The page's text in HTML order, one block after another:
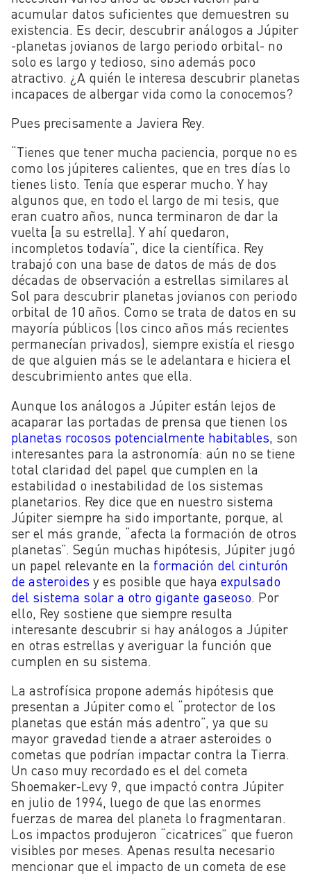
acumular datos suficientes que demuestren su
existencia. Es decir, descubrir análogos a Júpiter
-planetas jovianos de largo periodo orbital- no
solo es largo y tedioso, sino además poco
atractivo. ¿A quién le interesa descubrir planetas
incapaces de albergar vida como la conocemos?
Pues precisamente a Javiera Rey.
“Tienes que tener mucha paciencia, porque no es
como los júpiteres calientes, que en tres días lo
tienes listo. Tenía que esperar mucho. Y hay
algunos que, en todo el largo de mi tesis, que
eran cuatro años, nunca terminaron de dar la
vuelta [a su estrella]. Y ahí quedaron,
incompletos todavía”, dice la científica. Rey
trabajó con una base de datos de más de dos
décadas de observación a estrellas similares al
Sol para descubrir planetas jovianos con periodo
orbital de 10 años. Como se trata de datos en su
mayoría públicos (los cinco años más recientes
permanecían privados), siempre existía el riesgo
de que alguien más se le adelantara e hiciera el
descubrimiento antes que ella.
Aunque los análogos a Júpiter están lejos de
acaparar las portadas de prensa que tienen los
planetas rocosos potencialmente habitables , son
interesantes para la astronomía: aún no se tiene
total claridad del papel que cumplen en la
estabilidad o inestabilidad de los sistemas
planetarios. Rey dice que en nuestro sistema
Júpiter siempre ha sido importante, porque, al
ser el más grande, “afecta la formación de otros
planetas”. Según muchas hipótesis, Júpiter jugó
un papel relevante en la formación del cinturón
de asteroides y es posible que haya expulsado
del sistema solar a otro gigante gaseoso . Por
ello, Rey sostiene que siempre resulta
interesante descubrir si hay análogos a Júpiter
en otras estrellas y averiguar la función que
cumplen en su sistema.
La astrofísica propone además hipótesis que
presentan a Júpiter como el “protector de los
planetas que están más adentro”, ya que su
mayor gravedad tiende a atraer asteroides o
cometas que podrían impactar contra la Tierra.
Un caso muy recordado es el del cometa
Shoemaker-Levy 9, que impactó contra Júpiter
en julio de 1994, luego de que las enormes
fuerzas de marea del planeta lo fragmentaran.
Los impactos produjeron “cicatrices” que fueron
visibles por meses. Apenas resulta necesario
mencionar que el impacto de un cometa de ese